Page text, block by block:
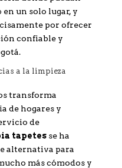
un solo lugar, y
por ofrecer
confiable y
a la limpieza
transforma
de hogares y
de
tapetesse ha
alternativa para
más cómodos y